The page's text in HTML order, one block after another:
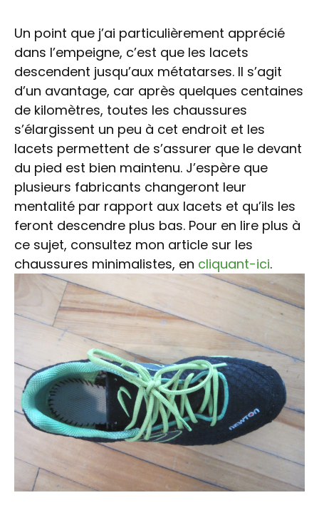
Un point que j’ai particulièrement apprécié
dans l’empeigne, c’est que les lacets
descendent jusqu’aux métatarses. Il s’agit
d’un avantage, car après quelques centaines
de kilomètres, toutes les chaussures
s’élargissent un peu à cet endroit et les
lacets permettent de s’assurer que le devant
du pied est bien maintenu. J’espère que
plusieurs fabricants changeront leur
mentalité par rapport aux lacets et qu’ils les
feront descendre plus bas. Pour en lire plus à
ce sujet, consultez mon article sur les
chaussures minimalistes, en cliquant-ici.